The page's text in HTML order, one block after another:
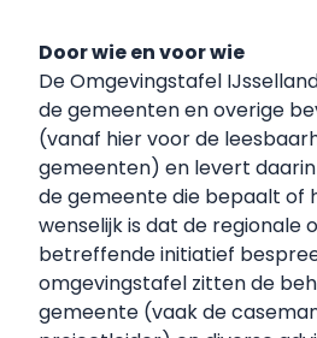
Door wie en voor wie
De Omgevingstafel
de gemeenten en overige
(vanaf hier voor de
gemeenten) en levert
de gemeente die bepaalt of
wenselijk is dat de regionale
betreffende initiatief
omgevingstafel zitten de
gemeente (vaak de